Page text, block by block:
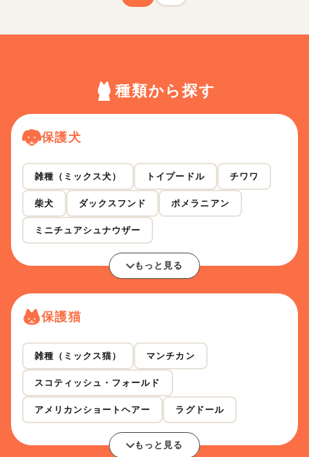
種類から探す
保護犬
雑種（ミックス犬） トイプードル チワワ
柴犬 ダックスフンド ポメラニアン
ミニチュアシュナウザー
もっと見る
保護猫
雑種（ミックス猫） マンチカン
スコティッシュ・フォールド
アメリカンショートヘアー ラグドール
もっと見る